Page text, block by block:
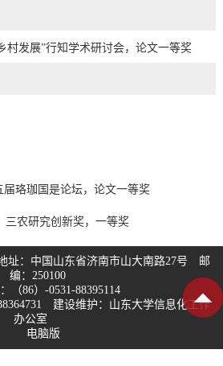
村发展”行知学术研讨会，论文一等奖
届珞珈国是论坛，论文一等奖
三农研究创新奖，一等奖
：中国山东省济南市山大南路27号 邮
编：250100
（86）-0531-88395114
建设维护：山东大学信息化工作
办公室
电脑版